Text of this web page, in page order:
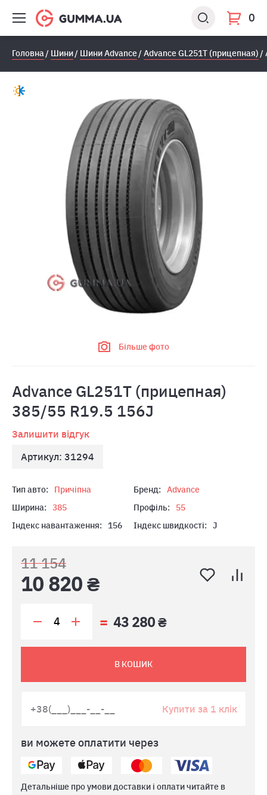
0
Головна Шини Шини Advance Advance GL251T (прицепная)
Більше фото
Advance GL251T (прицепная)
385/55 R19.5 156J
Залишити відгук
Артикул: 31294
Тип авто: Причіпна Бренд:
Advance
Ширина:
385 Профіль:
55
Індекс навантаження:
156 Індекс швидкості: J
11 154
10 820 ₴
43 280 ₴
В КОШИК
Купити за 1 клік
ви можете оплатити через
Детальніше про умови доставки і оплати читайте в